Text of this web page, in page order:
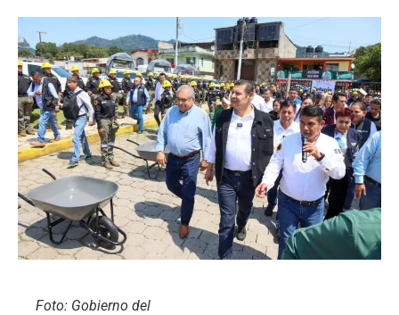
Foto: Gobierno del